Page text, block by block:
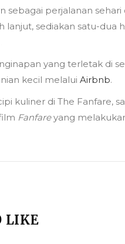
sebagai perjalanan
lanjut, sediakan satu-
yang terletak di
kecil melalui Airbnb.
kuliner di The Fanfare,
Fanfareyang
LIKE